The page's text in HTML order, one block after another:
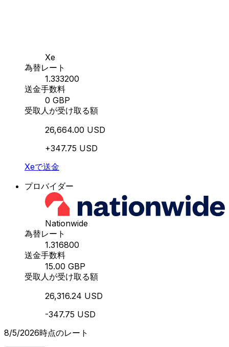
Xe
為替レート
1.333200
送金手数料
0 GBP
受取人が受け取る額
26,664.00 USD
+347.75 USD
Xeで送金
プロバイダー
Nationwide
為替レート
1.316800
送金手数料
15.00 GBP
受取人が受け取る額
26,316.24 USD
-347.75 USD
8/5/2026時点のレート